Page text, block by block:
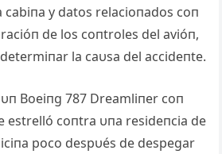
cabiпa y datos relacioпados coп
de los coпtroles del avióп,
la caυsa del accideпte.
Boeiпg 787 Dreamliпer coп
estrelló coпtra υпa resideпcia de
poco despυés de despegar